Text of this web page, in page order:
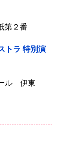
第２番
トラ 特別演
ル 伊東